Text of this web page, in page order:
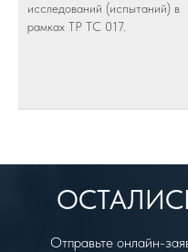
исследований (испытаний) в
рамках ТР ТС 017.
Отправьте онлайн-